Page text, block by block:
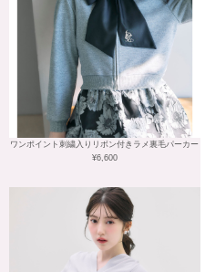
ワンポイント刺繍入りリボン付きラメ裏毛パーカー
¥6,600